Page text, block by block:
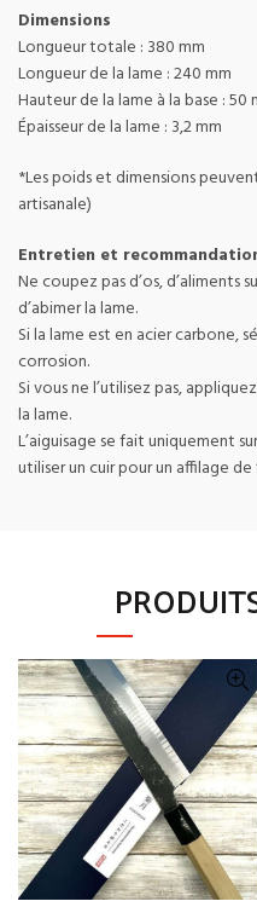
Dimensions
Longueur totale : 380 mm
Longueur de la lame : 240 mm
Hauteur de la lame à la base : 50
Épaisseur de la lame : 3,2 mm
*Les poids et dimensions
artisanale)
Entretien et
Ne coupez pas d’os, d’aliments
d’abimer la lame.
Si la lame est en acier carbone,
corrosion.
Si vous ne l’utilisez pas,
la lame.
L’aiguisage se fait uniquement
utiliser un cuir pour un affilage